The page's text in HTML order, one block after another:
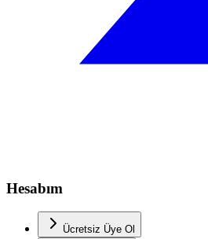
Hesabım
Ücretsiz Üye Ol